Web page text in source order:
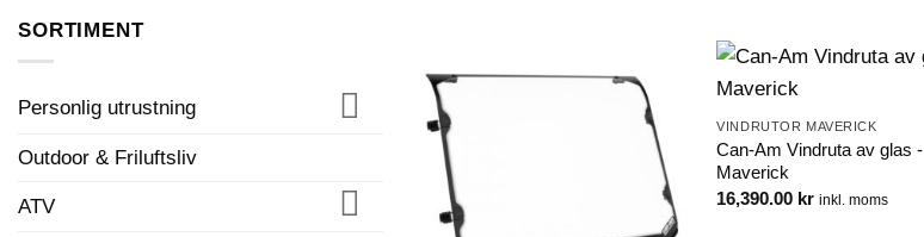
SORTIMENT
Personlig utrustning
Outdoor & Friluftsliv
ATV
VINDRUTOR MAVERICK
Can-Am Vindruta av glas -
Maverick
16,390.00 kr inkl. moms